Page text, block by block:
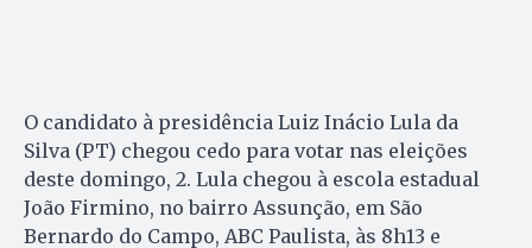
O candidato à presidência Luiz Inácio Lula da
Silva (PT) chegou cedo para votar nas eleições
deste domingo, 2. Lula chegou à escola estadual
João Firmino, no bairro Assunção, em São
Bernardo do Campo, ABC Paulista, às 8h13 e